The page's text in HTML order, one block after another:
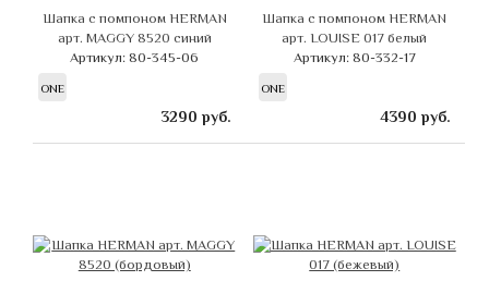
Шапка с помпоном HERMAN
арт. MAGGY 8520 синий
Артикул: 80-345-06
ONE
3290 руб.
Шапка с помпоном HERMAN
арт. LOUISE 017 белый
Артикул: 80-332-17
ONE
4390 руб.